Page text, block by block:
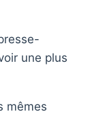
une plus
mêmes